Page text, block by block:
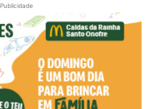
Publicidade